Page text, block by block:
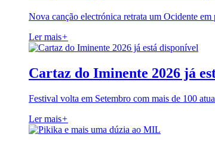
Nova canção electrónica retrata um Ocidente em
Ler mais+
Cartaz do Iminente 2026 já
Festival volta em Setembro com mais de 100
Ler mais+